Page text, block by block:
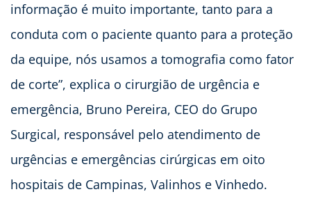
informação é muito importante, tanto para a
conduta com o paciente quanto para a proteção
da equipe, nós usamos a tomografia como fator
de corte”, explica o cirurgião de urgência e
emergência, Bruno Pereira, CEO do Grupo
Surgical, responsável pelo atendimento de
urgências e emergências cirúrgicas em oito
hospitais de Campinas, Valinhos e Vinhedo.